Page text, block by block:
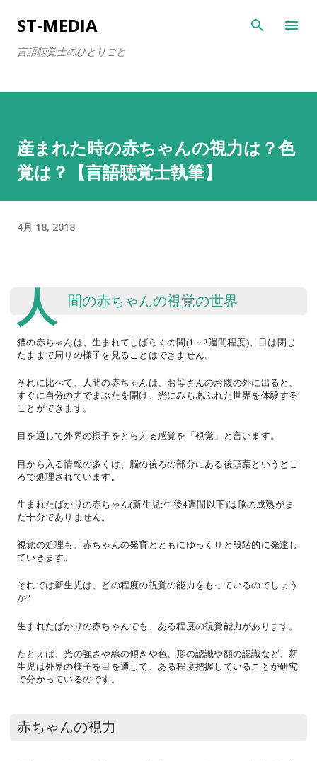
スキップしてメイン コンテンツに移動
ST-MEDIA
言語聴覚士のひとりごと
産まれた時の赤ちゃんの視力は？色
覚は？【言語聴覚士執筆】
4月 18, 2018
人 間の赤ちゃんの視覚の世界
猫の赤ちゃんは、生まれてしばらくの間(1～2週間程度)、目は閉じ
たままで周りの様子を見ることはできません。
それに比べて、人間の赤ちゃんは、お母さんのお腹の外に出ると、
すぐに自分の力でまぶたを開け、光にみちあふれた世界を体験する
ことができます。
目を通して外界の様子をとらえる感覚を「視覚」と言います。
目から入る情報の多くは、脳の後ろの部分にある後頭葉というとこ
ろで処理されています。
生まれたばかりの赤ちゃん(新生児:生後4週間以下)は脳の成熟がま
だ十分でありません。
視覚の処理も、赤ちゃんの発育とともにゆっくりと段階的に発達し
ていきます。
それでは新生児は、どの程度の視覚の能力をもっているのでしょう
か?
生まれたばかりの赤ちゃんでも、ある程度の視覚能力があります。
たとえば、光の強さや線の傾きや色、形の認識や顔の認識など、新
生児は外界の様子を目を通して、ある程度把握していることが研究
で分かっているのです。
赤ちゃんの視力